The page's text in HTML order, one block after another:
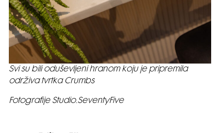
Svi su bili oduševljeni hranom koju je pripremila
održiva tvrtka Crumbs
Fotografije Studio.SeventyFive